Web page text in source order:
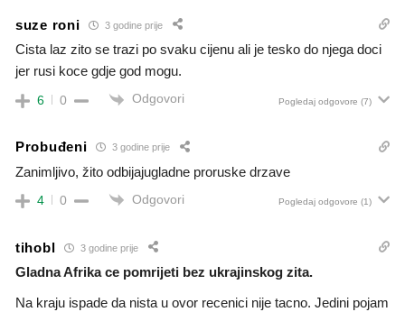
suze roni 3 godine prije
Cista laz zito se trazi po svaku cijenu ali je tesko do njega doci
jer rusi koce gdje god mogu.
6 0 Odgovori Pogledaj odgovore (7)
Probuđeni 3 godine prije
Zanimljivo, žito odbijajugladne proruske drzave
4 0 Odgovori Pogledaj odgovore (1)
tihobl 3 godine prije
Gladna Afrika ce pomrijeti bez ukrajinskog zita.
Na kraju ispade da nista u ovor recenici nije tacno. Jedini pojam